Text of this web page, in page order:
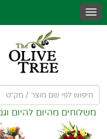
משלוחים מהיום להיום